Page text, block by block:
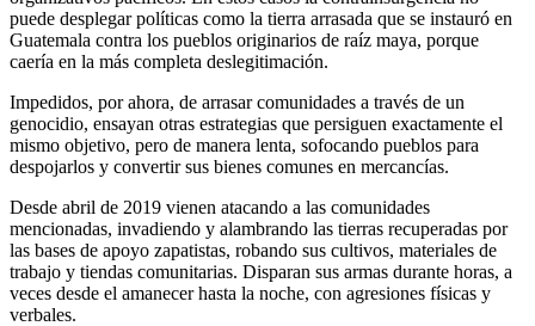
puede desplegar políticas como la tierra arrasada que se instauró en
Guatemala contra los pueblos originarios de raíz maya, porque
caería en la más completa deslegitimación.
Impedidos, por ahora, de arrasar comunidades a través de un
genocidio, ensayan otras estrategias que persiguen exactamente el
mismo objetivo, pero de manera lenta, sofocando pueblos para
despojarlos y convertir sus bienes comunes en mercancías.
Desde abril de 2019 vienen atacando a las comunidades
mencionadas, invadiendo y alambrando las tierras recuperadas por
las bases de apoyo zapatistas, robando sus cultivos, materiales de
trabajo y tiendas comunitarias. Disparan sus armas durante horas, a
veces desde el amanecer hasta la noche, con agresiones físicas y
verbales.